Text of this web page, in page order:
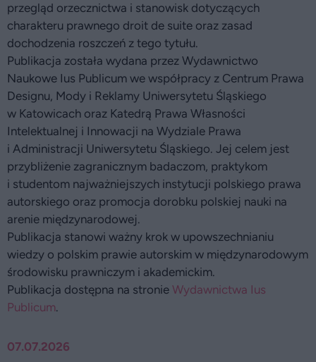
07.07.2026
przegląd orzecznictwa i stanowisk dotyczących
charakteru prawnego droit de suite oraz zasad
dochodzenia roszczeń z tego tytułu.
Publikacja została wydana przez Wydawnictwo
Naukowe Ius Publicum we współpracy z Centrum Prawa
Designu, Mody i Reklamy Uniwersytetu Śląskiego
w Katowicach oraz Katedrą Prawa Własności
Intelektualnej i Innowacji na Wydziale Prawa
i Administracji Uniwersytetu Śląskiego. Jej celem jest
przybliżenie zagranicznym badaczom, praktykom
i studentom najważniejszych instytucji polskiego prawa
autorskiego oraz promocja dorobku polskiej nauki na
arenie międzynarodowej.
Publikacja stanowi ważny krok w upowszechnianiu
wiedzy o polskim prawie autorskim w międzynarodowym
środowisku prawniczym i akademickim.
Publikacja dostępna na stronie Wydawnictwa Ius
Publicum.